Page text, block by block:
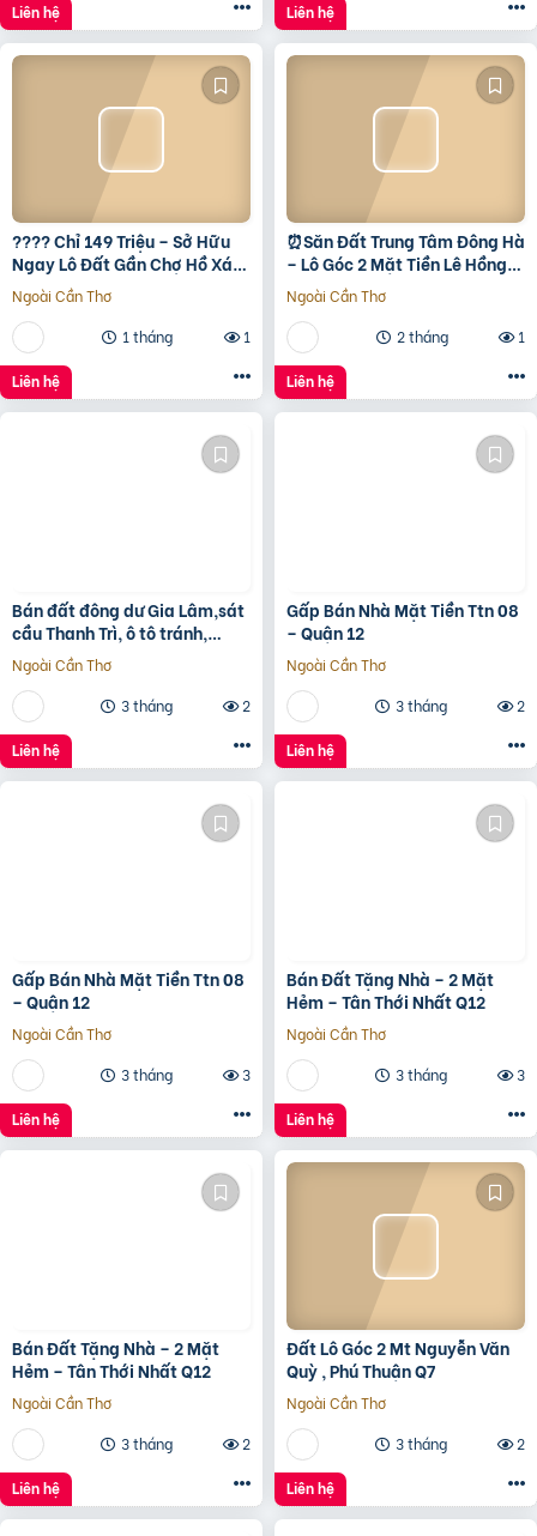
Liên hệ Liên hệ
???? Chỉ 149 Triệu – Sở Hữu
Ngay Lô Đất Gần Chợ Hồ Xá,
Cơ Hội Đầu Tư Giá Rẻ Hiếm
Có! ???? Vị trí:
Ngoài Cần Thơ
1 tháng
1
Liên hệ
⏰️Săn Đất Trung Tâm Đông Hà
– Lô Góc 2 Mặt Tiền Lê Hồng
Phong, Giá Chỉ 1 Tỷ 5Xx ????
Ngoài Cần Thơ
2 tháng
1
Liên hệ
Bán đất đông dư Gia Lâm,sát
cầu Thanh Trì, ô tô tránh,
60m, MT4m, 7 tỷ
Ngoài Cần Thơ
3 tháng
2
Liên hệ
Gấp Bán Nhà Mặt Tiền Ttn 08
– Quận 12
Ngoài Cần Thơ
3 tháng
2
Liên hệ
Gấp Bán Nhà Mặt Tiền Ttn 08
– Quận 12
Ngoài Cần Thơ
3 tháng
3
Liên hệ
Bán Đất Tặng Nhà – 2 Mặt
Hẻm – Tân Thới Nhất Q12
Ngoài Cần Thơ
3 tháng
3
Liên hệ
Bán Đất Tặng Nhà – 2 Mặt
Hẻm – Tân Thới Nhất Q12
Ngoài Cần Thơ
3 tháng
2
Liên hệ
Đất Lô Góc 2 Mt Nguyễn Văn
Quỳ , Phú Thuận Q7
Ngoài Cần Thơ
3 tháng
2
Liên hệ